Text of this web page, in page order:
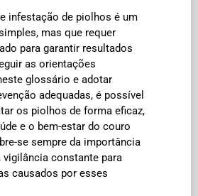
infestação de piolhos é um
mas que requer
para garantir resultados
as orientações
glossário e adotar
adequadas, é possível
os piolhos de forma eficaz,
e o bem-estar do couro
se sempre da importância
vigilância constante para
causados por esses